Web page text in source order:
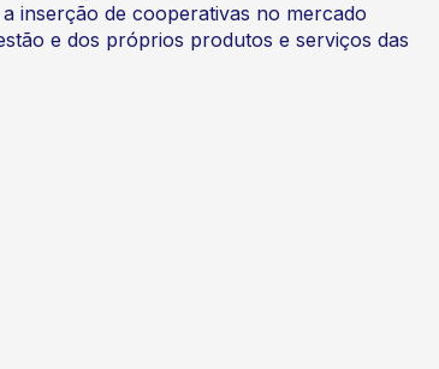
inserção de cooperativas no mercado
e dos próprios produtos e serviços das